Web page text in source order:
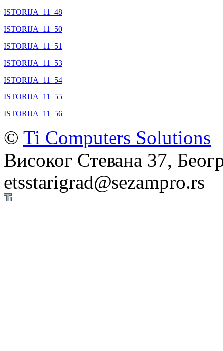
ISTORIJA_11_48
ISTORIJA_11_50
ISTORIJA_11_51
ISTORIJA_11_53
ISTORIJA_11_54
ISTORIJA_11_55
ISTORIJA_11_56
© Ti Computers Solutions
Високог Стевана 37,
etsstarigrad@sezampro.rs